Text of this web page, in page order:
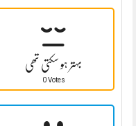
بہتر ہو سکتی تھی
0 Votes